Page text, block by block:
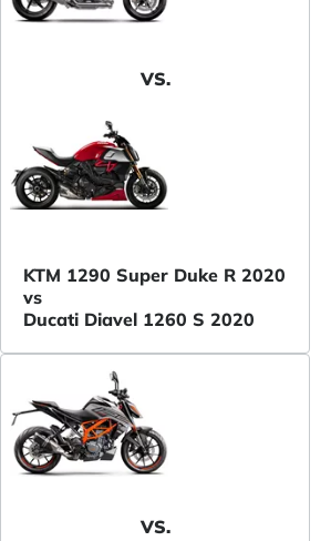
VS.
KTM 1290 Super Duke R 2020
vs
Ducati Diavel 1260 S 2020
VS.